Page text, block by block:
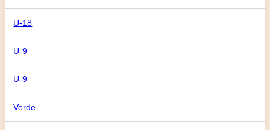
U-18
U-9
U-9
Verde